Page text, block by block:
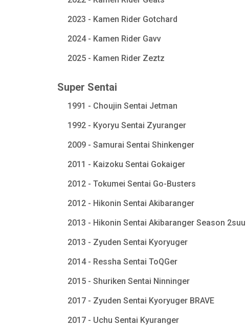
2023 - Kamen Rider Gotchard
2024 - Kamen Rider Gavv
2025 - Kamen Rider Zeztz
Super Sentai
1991 - Choujin Sentai Jetman
1992 - Kyoryu Sentai Zyuranger
2009 - Samurai Sentai Shinkenger
2011 - Kaizoku Sentai Gokaiger
2012 - Tokumei Sentai Go-Busters
2012 - Hikonin Sentai Akibaranger
2013 - Hikonin Sentai Akibaranger Season 2suu
2013 - Zyuden Sentai Kyoryuger
2014 - Ressha Sentai ToQGer
2015 - Shuriken Sentai Ninninger
2017 - Zyuden Sentai Kyoryuger BRAVE
2017 - Uchu Sentai Kyuranger